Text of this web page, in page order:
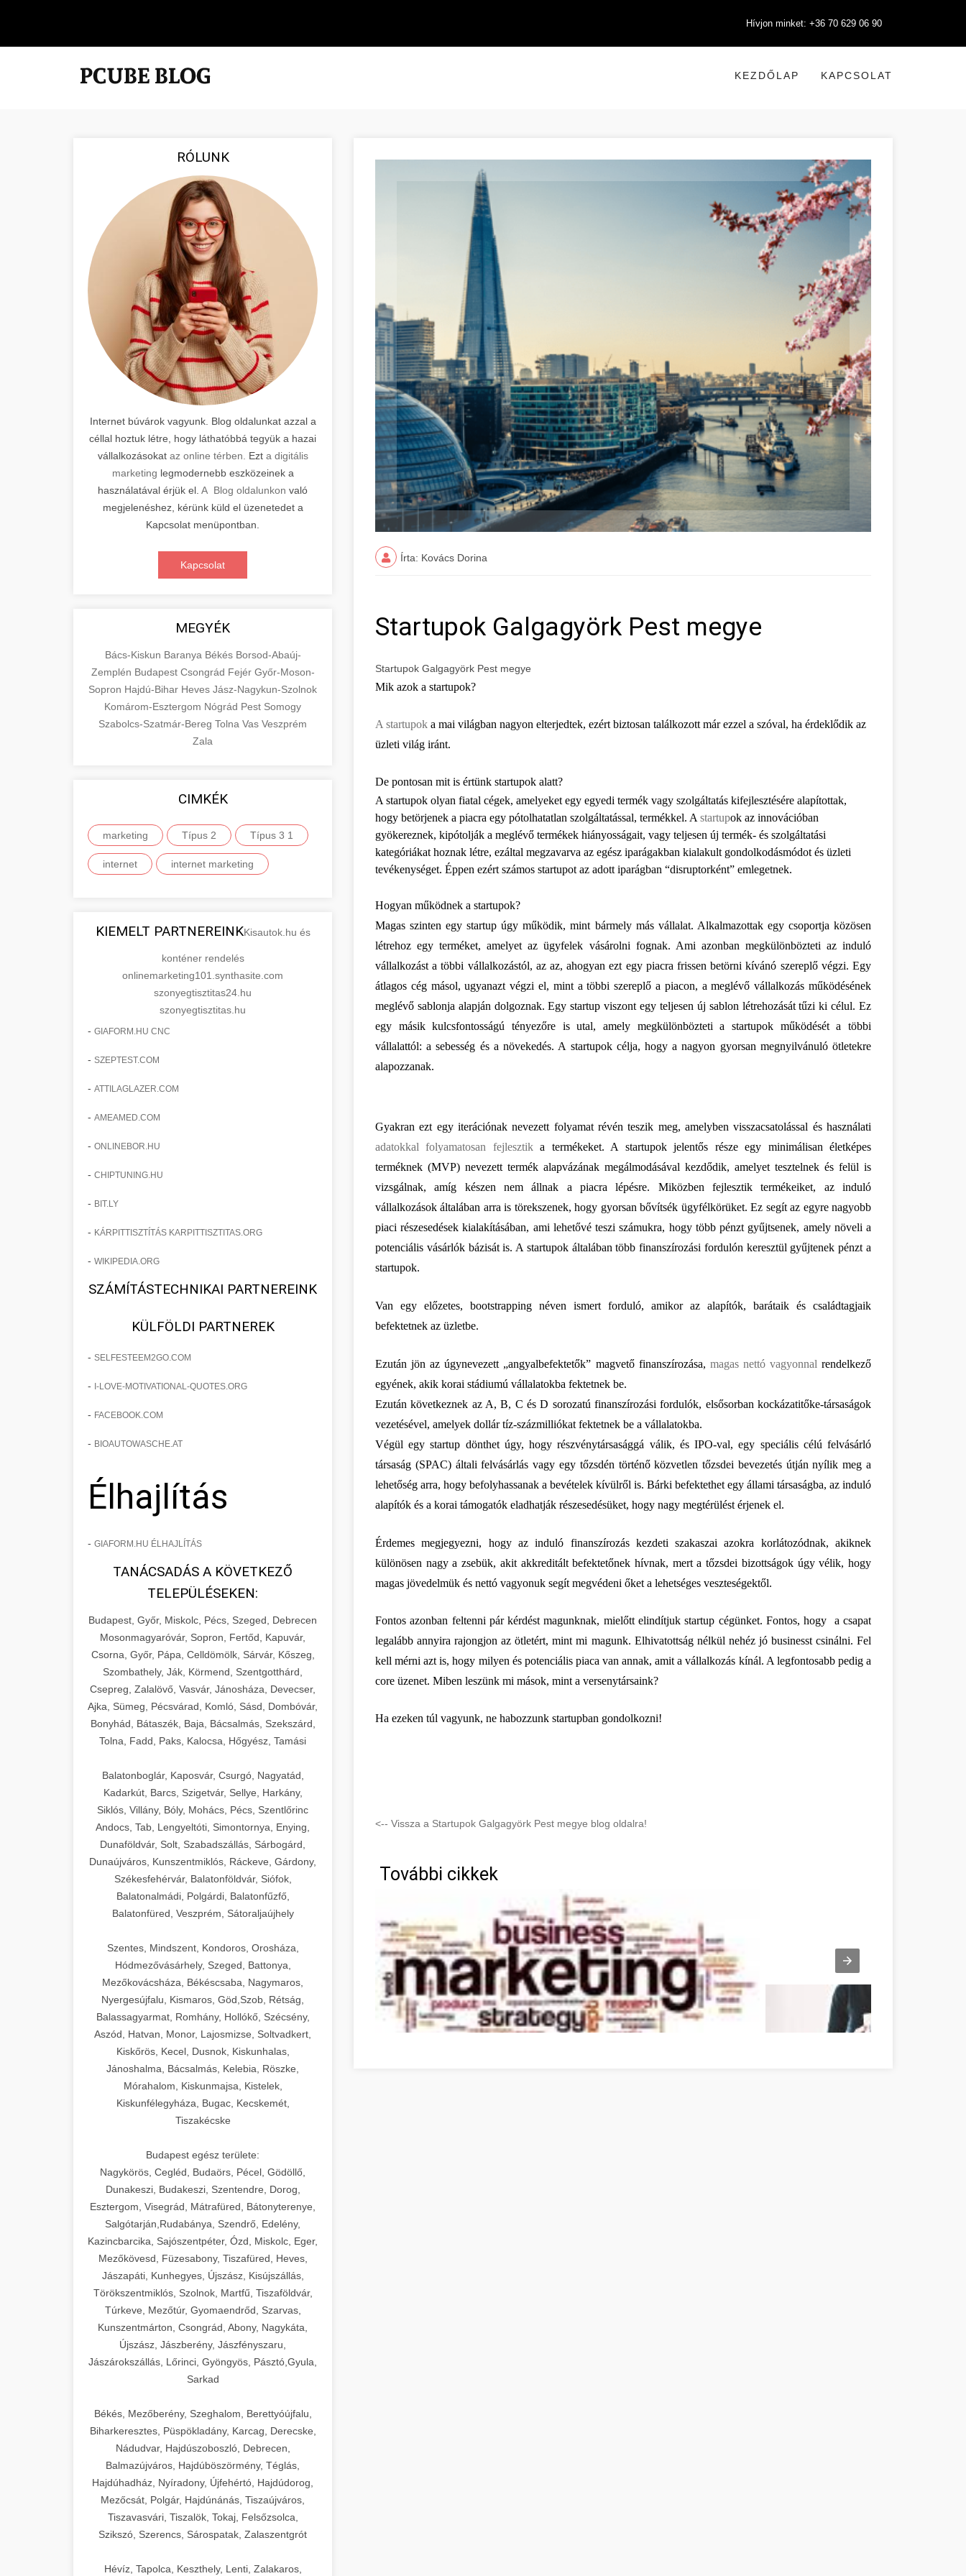
Hívjon minket: +36 70 629 06 90
KEZDŐLAP KAPCSOLAT
RÓLUNK
Internet búvárok vagyunk. Blog oldalunkat azzal a
céllal hoztuk létre, hogy láthatóbbá tegyük a hazai
vállalkozásokat az online térben. Ezt a digitális
marketing legmodernebb eszközeinek a
használatával érjük el. A Blog oldalunkon való
megjelenéshez, kérünk küld el üzenetedet a
Kapcsolat menüpontban.
Kapcsolat
MEGYÉK
Bács-Kiskun Baranya Békés Borsod-Abaúj-
Zemplén Budapest Csongrád Fejér Győr-Moson-
Sopron Hajdú-Bihar Heves Jász-Nagykun-Szolnok
Komárom-Esztergom Nógrád Pest Somogy
Szabolcs-Szatmár-Bereg Tolna Vas Veszprém
Zala
CIMKÉK
marketing Típus 2 Típus 3 1
internet internet marketing
KIEMELT PARTNEREINKKisautok.hu és
konténer rendelés
onlinemarketing101.synthasite.com
szonyegtisztitas24.hu
szonyegtisztitas.hu
- GIAFORM.HU CNC
- SZEPTEST.COM
- ATTILAGLAZER.COM
- AMEAMED.COM
- ONLINEBOR.HU
- CHIPTUNING.HU
- BIT.LY
- KÁRPITTISZTÍTÁS KARPITTISZTITAS.ORG
- WIKIPEDIA.ORG
SZÁMÍTÁSTECHNIKAI PARTNEREINK
KÜLFÖLDI PARTNEREK
- SELFESTEEM2GO.COM
- I-LOVE-MOTIVATIONAL-QUOTES.ORG
- FACEBOOK.COM
- BIOAUTOWASCHE.AT
Élhajlítás
- GIAFORM.HU ÉLHAJLÍTÁS
TANÁCSADÁS A KÖVETKEZŐ
TELEPÜLÉSEKEN:
Budapest, Győr, Miskolc, Pécs, Szeged, Debrecen
Mosonmagyaróvár, Sopron, Fertőd, Kapuvár,
Csorna, Győr, Pápa, Celldömölk, Sárvár, Kőszeg,
Szombathely, Ják, Körmend, Szentgotthárd,
Csepreg, Zalalövő, Vasvár, Jánosháza, Devecser,
Ajka, Sümeg, Pécsvárad, Komló, Sásd, Dombóvár,
Bonyhád, Bátaszék, Baja, Bácsalmás, Szekszárd,
Tolna, Fadd, Paks, Kalocsa, Hőgyész, Tamási
Balatonboglár, Kaposvár, Csurgó, Nagyatád,
Kadarkút, Barcs, Szigetvár, Sellye, Harkány,
Siklós, Villány, Bóly, Mohács, Pécs, Szentlőrinc
Andocs, Tab, Lengyeltóti, Simontornya, Enying,
Dunaföldvár, Solt, Szabadszállás, Sárbogárd,
Dunaújváros, Kunszentmiklós, Ráckeve, Gárdony,
Székesfehérvár, Balatonföldvár, Siófok,
Balatonalmádi, Polgárdi, Balatonfűzfő,
Balatonfüred, Veszprém, Sátoraljaújhely
Szentes, Mindszent, Kondoros, Orosháza,
Hódmezővásárhely, Szeged, Battonya,
Mezőkovácsháza, Békéscsaba, Nagymaros,
Nyergesújfalu, Kismaros, Göd,Szob, Rétság,
Balassagyarmat, Romhány, Hollókő, Szécsény,
Aszód, Hatvan, Monor, Lajosmizse, Soltvadkert,
Kiskőrös, Kecel, Dusnok, Kiskunhalas,
Jánoshalma, Bácsalmás, Kelebia, Röszke,
Mórahalom, Kiskunmajsa, Kistelek,
Kiskunfélegyháza, Bugac, Kecskemét,
Tiszakécske
Budapest egész területe:
Nagykörös, Cegléd, Budaörs, Pécel, Gödöllő,
Dunakeszi, Budakeszi, Szentendre, Dorog,
Esztergom, Visegrád, Mátrafüred, Bátonyterenye,
Salgótarján,Rudabánya, Szendrő, Edelény,
Kazincbarcika, Sajószentpéter, Ózd, Miskolc, Eger,
Mezőkövesd, Füzesabony, Tiszafüred, Heves,
Jászapáti, Kunhegyes, Újszász, Kisújszállás,
Törökszentmiklós, Szolnok, Martfű, Tiszaföldvár,
Túrkeve, Mezőtúr, Gyomaendrőd, Szarvas,
Kunszentmárton, Csongrád, Abony, Nagykáta,
Újszász, Jászberény, Jászfényszaru,
Jászárokszállás, Lőrinci, Gyöngyös, Pásztó,Gyula,
Sarkad
Békés, Mezőberény, Szeghalom, Berettyóújfalu,
Biharkeresztes, Püspökladány, Karcag, Derecske,
Nádudvar, Hajdúszoboszló, Debrecen,
Balmazújváros, Hajdúböszörmény, Téglás,
Hajdúhadház, Nyíradony, Újfehértó, Hajdúdorog,
Mezőcsát, Polgár, Hajdúnánás, Tiszaújváros,
Tiszavasvári, Tiszalök, Tokaj, Felsőzsolca,
Szikszó, Szerencs, Sárospatak, Zalaszentgrót
Hévíz, Tapolca, Keszthely, Lenti, Zalakaros,
Írta: Kovács Dorina
Startupok Galgagyörk Pest megye
Startupok Galgagyörk Pest megye
Mik azok a startupok?
A startupok a mai világban nagyon elterjedtek, ezért biztosan találkozott már ezzel a szóval, ha érdeklődik az
üzleti világ iránt.
De pontosan mit is értünk startupok alatt?
A startupok olyan fiatal cégek, amelyeket egy egyedi termék vagy szolgáltatás kifejlesztésére alapítottak,
hogy betörjenek a piacra egy pótolhatatlan szolgáltatással, termékkel. A startupok az innovációban
gyökereznek, kipótolják a meglévő termékek hiányosságait, vagy teljesen új termék- és szolgáltatási
kategóriákat hoznak létre, ezáltal megzavarva az egész iparágakban kialakult gondolkodásmódot és üzleti
tevékenységet. Éppen ezért számos startupot az adott iparágban “disruptorként” emlegetnek.
Hogyan működnek a startupok?
Magas szinten egy startup úgy működik, mint bármely más vállalat. Alkalmazottak egy csoportja közösen
létrehoz egy terméket, amelyet az ügyfelek vásárolni fognak. Ami azonban megkülönbözteti az induló
vállalkozást a többi vállalkozástól, az az, ahogyan ezt egy piacra frissen betörni kívánó szereplő végzi. Egy
átlagos cég másol, ugyanazt végzi el, mint a többi szereplő a piacon, a meglévő vállalkozás működésének
meglévő sablonja alapján dolgoznak. Egy startup viszont egy teljesen új sablon létrehozását tűzi ki célul. Ez
egy másik kulcsfontosságú tényezőre is utal, amely megkülönbözteti a startupok működését a többi
vállalattól: a sebesség és a növekedés. A startupok célja, hogy a nagyon gyorsan megnyilvánuló ötletekre
alapozzanak.
adatokkal folyamatosan fejlesztik a termékeket. A startupok jelentős része egy minimálisan életképes
terméknek (MVP) nevezett termék alapvázának megálmodásával kezdődik, amelyet tesztelnek és felül is
vizsgálnak, amíg készen nem állnak a piacra lépésre. Miközben fejlesztik termékeiket, az induló
vállalkozások általában arra is törekszenek, hogy gyorsan bővítsék ügyfélkörüket. Ez segít az egyre nagyobb
piaci részesedések kialakításában, ami lehetővé teszi számukra, hogy több pénzt gyűjtsenek, amely növeli a
potenciális vásárlók bázisát is. A startupok általában több finanszírozási fordulón keresztül gyűjtenek pénzt a
startupok.
Van egy előzetes, bootstrapping néven ismert forduló, amikor az alapítók, barátaik és családtagjaik
befektetnek az üzletbe.
Ezután jön az úgynevezett „angyalbefektetők” magvető finanszírozása, magas nettó vagyonnal rendelkező
egyének, akik korai stádiumú vállalatokba fektetnek be.
Ezután következnek az A, B, C és D sorozatú finanszírozási fordulók, elsősorban kockázatitőke-társaságok
vezetésével, amelyek dollár tíz-százmilliókat fektetnek be a vállalatokba.
Végül egy startup dönthet úgy, hogy részvénytársasággá válik, és IPO-val, egy speciális célú felvásárló
társaság (SPAC) általi felvásárlás vagy egy tőzsdén történő közvetlen tőzsdei bevezetés útján nyílik meg a
lehetőség arra, hogy befolyhassanak a bevételek kívülről is. Bárki befektethet egy állami társaságba, az induló
alapítók és a korai támogatók eladhatják részesedésüket, hogy nagy megtérülést érjenek el.
Érdemes megjegyezni, hogy az induló finanszírozás kezdeti szakaszai azokra korlátozódnak, akiknek
különösen nagy a zsebük, akit akkreditált befektetőnek hívnak, mert a tőzsdei bizottságok úgy vélik, hogy
magas jövedelmük és nettó vagyonuk segít megvédeni őket a lehetséges veszteségektől.
Fontos azonban feltenni pár kérdést magunknak, mielőtt elindítjuk startup cégünket. Fontos, hogy  a csapat
legalább annyira rajongjon az ötletért, mint mi magunk. Elhivatottság nélkül nehéz jó businesst csinálni. Fel
kell mérni azt is, hogy milyen és potenciális piaca van annak, amit a vállalkozás kínál. A legfontosabb pedig a
core üzenet. Miben leszünk mi mások, mint a versenytársaink?
Ha ezeken túl vagyunk, ne habozzunk startupban gondolkozni!
<-- Vissza a Startupok Galgagyörk Pest megye blog oldalra!
További cikkek